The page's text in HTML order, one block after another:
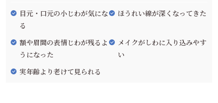
目元・口元の小じわが気にな
る
ほうれい線が深くなってきた
額や眉間の表情じわが残るよ
うになった
メイクがしわに入り込みやす
い
実年齢より老けて見られる